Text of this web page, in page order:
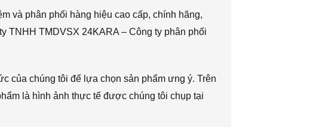
và phân phối hàng hiệu cao cấp, chính hãng,
TNHH TMDVSX 24KARA – Công ty phân phối
của chúng tôi để lựa chọn sản phẩm ưng ý. Trên
là hình ảnh thực tế được chúng tôi chụp tại